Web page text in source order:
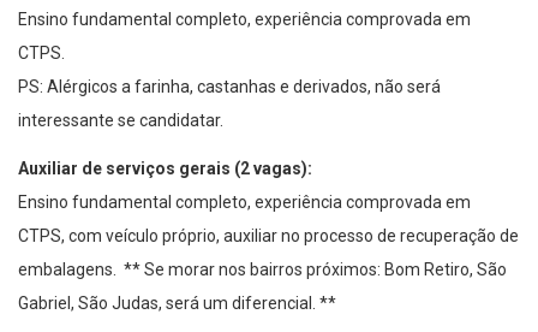
Ensino fundamental completo, experiência comprovada em
CTPS.
PS: Alérgicos a farinha, castanhas e derivados, não será
interessante se candidatar.
Auxiliar de serviços gerais (2 vagas):
Ensino fundamental completo, experiência comprovada em
CTPS, com veículo próprio, auxiliar no processo de recuperação de
embalagens. ** Se morar nos bairros próximos: Bom Retiro, São
Gabriel, São Judas, será um diferencial. **